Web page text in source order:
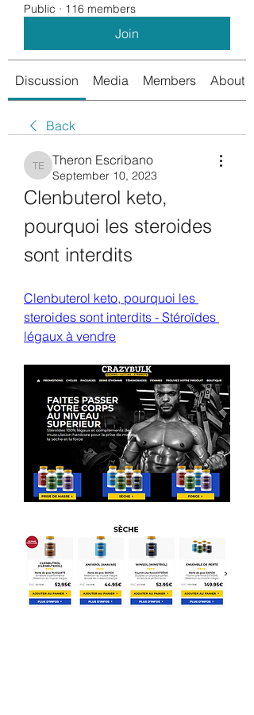
Public · 116 members
Join
Discussion Media Members About
Back
Theron Escribano
Theron Escribano
September 10, 2023
Clenbuterol keto,
pourquoi les steroides
sont interdits
Clenbuterol keto, pourquoi les
steroides sont interdits - Stéroïdes
légaux à vendre